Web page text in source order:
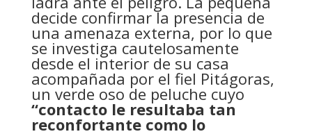
decide confirmar la presencia de
una amenaza externa, por lo que
se investiga cautelosamente
desde el interior de su casa
acompañada por el fiel Pitágoras,
un verde oso de peluche cuyo
“contacto le resultaba tan
reconfortante como lo